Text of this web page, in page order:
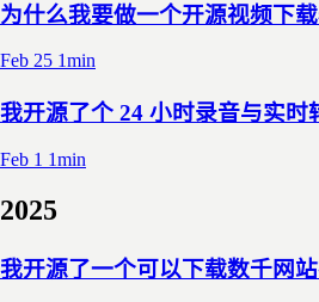
为什么我要做一个开源视频下
Feb 25 1min
我开源了个 24 小时录音与实时
Feb 1 1min
2025
我开源了一个可以下载数千网